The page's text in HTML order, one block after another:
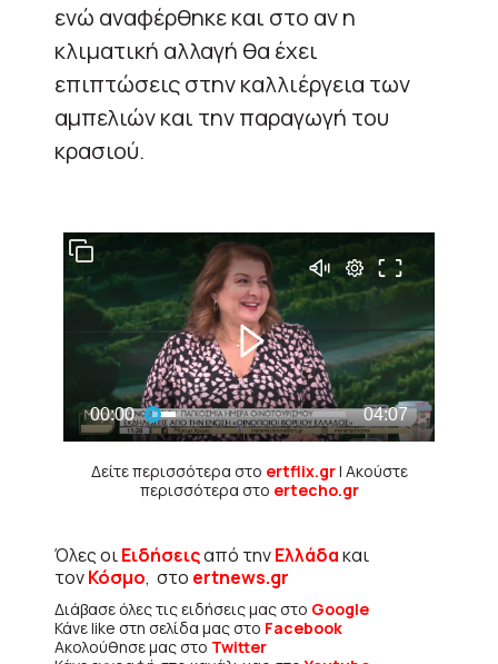
ενώ αναφέρθηκε και στο αν η
κλιματική αλλαγή θα έχει
επιπτώσεις στην καλλιέργεια των
αμπελιών και την παραγωγή του
κρασιού.
Δείτε περισσότερα στο ertflix.gr| Ακούστε
περισσότερα στο ertecho.gr
Όλες οιΕιδήσειςαπό τηνΕλλάδακαι
τονΚόσμο, στο ertnews.gr
Διάβασε όλες τις ειδήσεις μας στο Google
Κάνε like στη σελίδα μας στο Facebook
Ακολούθησε μας στο Twitter